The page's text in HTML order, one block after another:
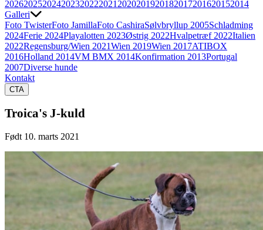
202620252024202320222021 2020201920182017201620152014
Galleri
Foto TwisterFoto JamillaFoto CashiraSølvbryllup 2005Schladming
2024Ferie 2024Playalotten 2023Østrig 2022Hvalpetræf 2022Italien
2022Regensburg/Wien 2021Wien 2019Wien 2017ATIBOX
2016Holland 2014VM BMX 2014Konfirmation 2013Portugal
2007Diverse hunde
Kontakt
CTA
Troica's J-kuld
Født 10. marts 2021